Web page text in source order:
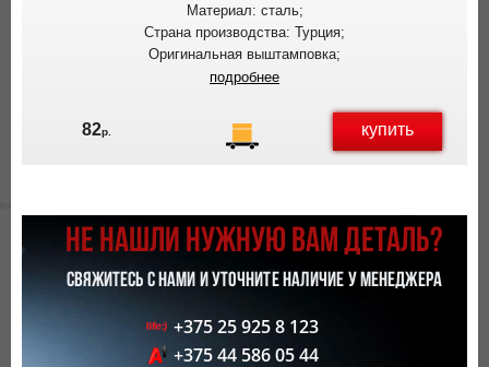
Материал: сталь;
Страна производства: Турция;
Оригинальная выштамповка;
подробнее
82р. купить
НЕ НАШЛИ НУЖНУЮ ВАМ ДЕТАЛЬ?
СВЯЖИТЕСЬ С НАМИ И УТОЧНИТЕ НАЛИЧИЕ У МЕНЕДЖЕРА
+375 25 925 8 123
+375 44 586 05 44